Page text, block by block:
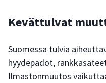
Kevättulvat
Suomessa tulvia
hyydepadot,
Ilmastonmuutos